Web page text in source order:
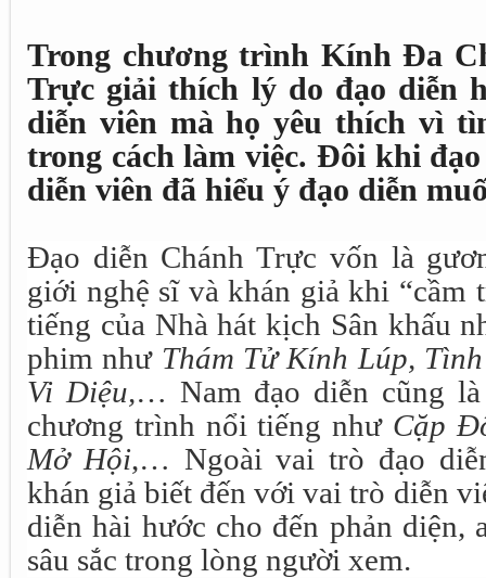
Trong chương trình Kính Đa
Trực giải thích lý do đạo diễn
diễn viên mà họ yêu thích vì
trong cách làm việc. Đôi khi
diễn viên đã hiểu ý đạo diễn
Đạo diễn Chánh Trực vốn là
giới nghệ sĩ và khán giả khi “cầm
tiếng của Nhà hát kịch Sân khấu
phim như Thám Tử Kính Lúp,
Vi Diệu,… Nam đạo diễn cũng
chương trình nổi tiếng như Cặp
Mở Hội,… Ngoài vai trò đạo
khán giả biết đến với vai trò diễn
diễn hài hước cho đến phản diện,
sâu sắc trong lòng người xem.